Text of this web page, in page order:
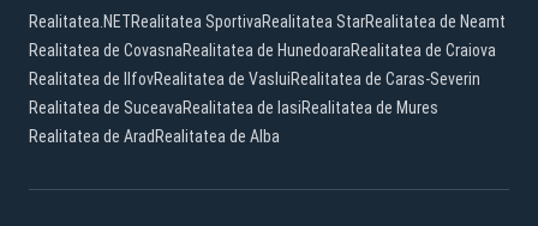
Realitatea.NETRealitatea SportivaRealitatea StarRealitatea de Neamt
Realitatea de CovasnaRealitatea de HunedoaraRealitatea de Craiova
Realitatea de IlfovRealitatea de VasluiRealitatea de Caras-Severin
Realitatea de SuceavaRealitatea de IasiRealitatea de Mures
Realitatea de Arad Realitatea de Alba